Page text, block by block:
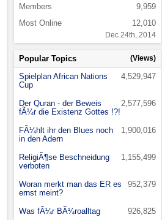
Members
9,959
Most Online
12,010
Dec 24th, 2014
Popular Topics (Views)
4,529,947
Spielplan African Nations
Cup
2,577,596
Der Quran - der Beweis
fÃ¼r die Existenz Gottes !?!
1,900,016
FÃ¼hlt ihr den Blues noch
in den Adern
1,155,499
ReligiÃ¶se Beschneidung
verboten
952,379
Woran merkt man das ER es
ernst meint?
926,825
Was fÃ¼r BÃ¼roalltag